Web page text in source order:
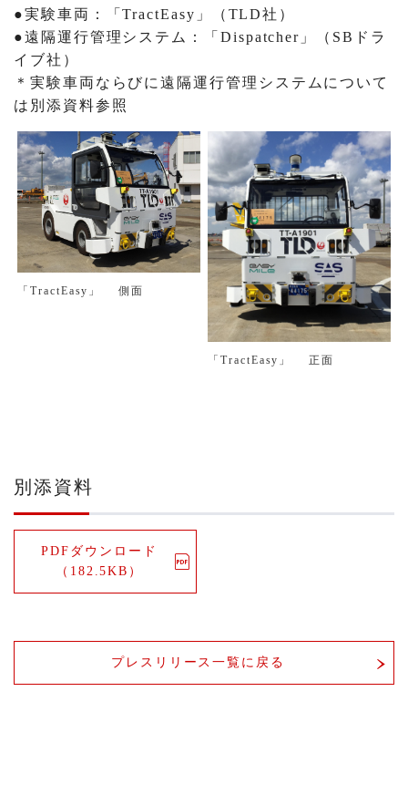
●実験車両：「TractEasy」（TLD社）
●遠隔運行管理システム：「Dispatcher」（SBドラ
イブ社）
＊実験車両ならびに遠隔運行管理システムについて
は別添資料参照
「TractEasy」 側面
「TractEasy」 正面
別添資料
PDFダウンロード
（182.5KB）
プレスリリース一覧に戻る